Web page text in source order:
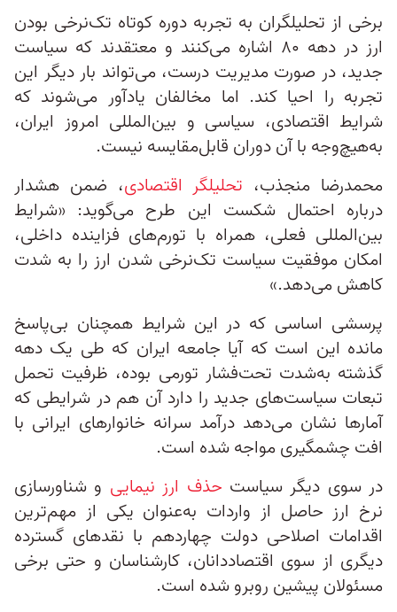
برخی از تحلیلگران به تجربه دوره کوتاه تک‌نرخی بودن
ارز در دهه ۸۰ اشاره می‌کنند و معتقدند که سیاست
جدید، در صورت مدیریت درست، می‌تواند بار دیگر این
تجربه را احیا کند. اما مخالفان یادآور می‌شوند که
شرایط اقتصادی، سیاسی و بین‌المللی امروز ایران،
به‌هیچ‌وجه با آن دوران قابل‌مقایسه نیست.
محمدرضا منجذب، تحلیلگر اقتصادی، ضمن هشدار
درباره احتمال شکست این طرح می‌گوید: «شرایط
بین‌المللی فعلی، همراه با تورم‌های فزاینده داخلی،
امکان موفقیت سیاست تک‌نرخی شدن ارز را به شدت
کاهش می‌دهد.»
پرسشی اساسی که در این شرایط همچنان بی‌پاسخ
مانده این است که آیا جامعه ایران که طی یک دهه
گذشته به‌شدت تحت‌فشار تورمی بوده، ظرفیت تحمل
تبعات سیاست‌های جدید را دارد آن هم در شرایطی که
آمارها نشان می‌دهد درآمد سرانه خانوارهای ایرانی با
افت چشمگیری مواجه شده است.
در سوی دیگر سیاست حذف ارز نیمایی و شناورسازی
نرخ ارز حاصل از واردات به‌عنوان یکی از مهم‌ترین
اقدامات اصلاحی دولت چهاردهم با نقدهای گسترده‌
دیگری از سوی اقتصاددانان، کارشناسان و حتی برخی
مسئولان پیشین روبرو شده است.